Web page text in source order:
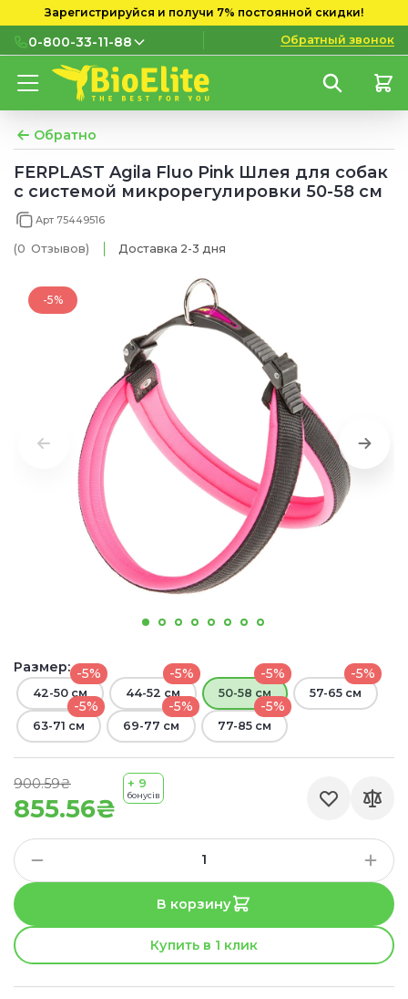
Зарегистрируйся и получи 7% постоянной скидки!
0-800-33-11-88
0-800-33-11-88
мобильных номеров
(097) 133 11 88
(095) 133 11 88
Обратный звонок
Обратно
FERPLAST Agila Fluo Pink Шлея для собак
с системой микрорегулировки 50-58 см
Арт 75449516
(0 Отзывов) Доставка 2-3 дня
-5%
855.56₴
900.59₴ + 9
бонусів
Размер: -5%
42-50 см
-5%
44-52 см
-5%
50-58 см
-5%
57-65 см
-5%
63-71 см
-5%
69-77 см
-5%
77-85 см
В корзину
Купить в 1 клик